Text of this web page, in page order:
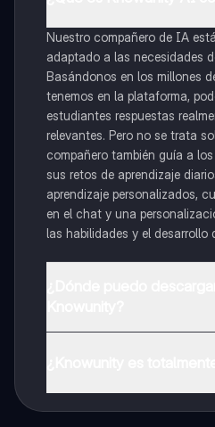
Nuestro compañero de IA
adaptado a las necesidades
Basándonos en los millones
tenemos en la plataforma,
estudiantes respuestas
relevantes. Pero no se trata
compañero también guía a
sus retos de aprendizaje
aprendizaje personalizados,
en el chat y una
las habilidades y el desarrollo